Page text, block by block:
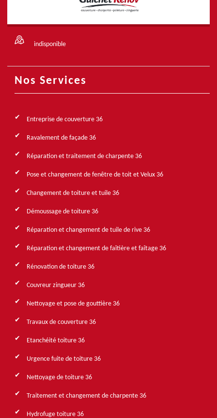
indisponible
Nos Services
Entreprise de couverture 36
Ravalement de façade 36
Réparation et traitement de charpente 36
Pose et changement de fenêtre de toit et Velux 36
Changement de toiture et tuile 36
Démoussage de toiture 36
Réparation et changement de tuile de rive 36
Réparation et changement de faîtière et faîtage 36
Rénovation de toiture 36
Couvreur zingueur 36
Nettoyage et pose de gouttière 36
Travaux de couverture 36
Etanchéité toiture 36
Urgence fuite de toiture 36
Nettoyage de toiture 36
Traitement et changement de charpente 36
Hydrofuge toiture 36